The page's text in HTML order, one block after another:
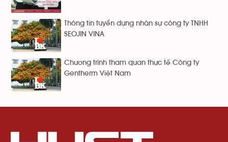
Thông tin tuyển dụng nhân sự công ty TNHH
SEOJIN VINA
Chương trình tham quan thực tế Công ty
Gentherm Việt Nam